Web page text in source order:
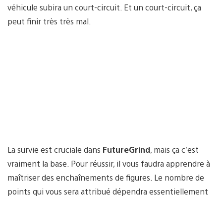
véhicule subira un court-circuit. Et un court-circuit, ça
peut finir très très mal.
La survie est cruciale dans FutureGrind, mais ça c’est
vraiment la base. Pour réussir, il vous faudra apprendre à
maîtriser des enchaînements de figures. Le nombre de
points qui vous sera attribué dépendra essentiellement